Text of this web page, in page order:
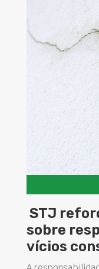
STJ
sobre
vícios